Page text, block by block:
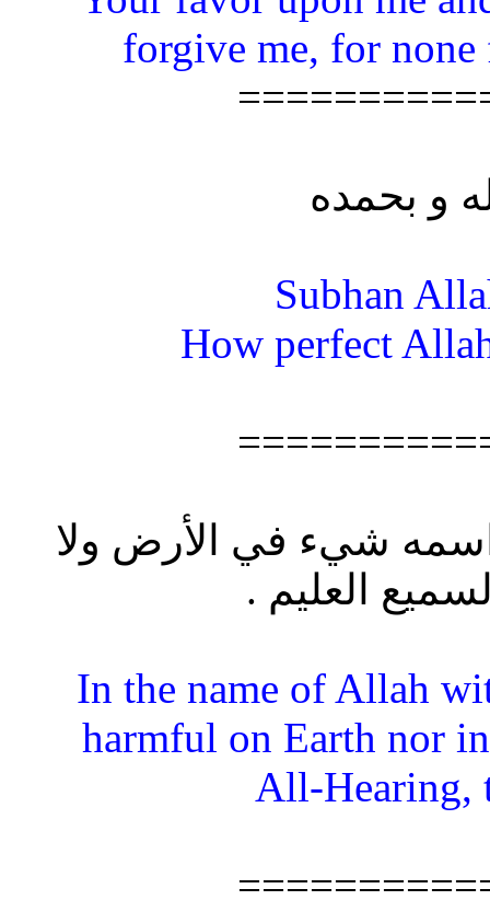
forgive me, for none
Subhan
اسمه شيء في الأرض ولا
العليم .
“In the name of Allah
harmful on Earth nor
All-Hearing,